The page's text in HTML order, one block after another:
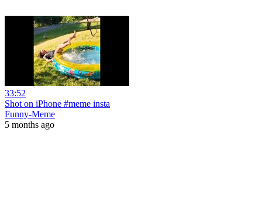
33:52
Shot on iPhone #meme insta
Funny-Meme
5 months ago